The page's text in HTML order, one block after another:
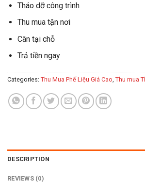
Tháo dỡ công trình
Thu mua tận nơi
Cân tại chỗ
Trả tiền ngay
Categories: Thu Mua Phế Liệu Giá Cao, Thu mua
DESCRIPTION
REVIEWS (0)